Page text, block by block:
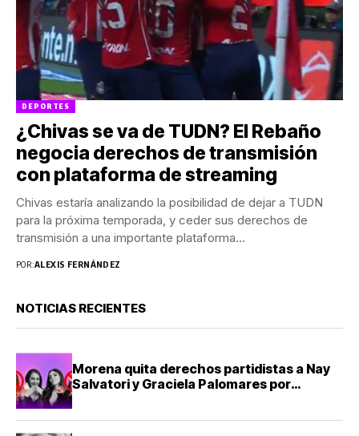
DEPORTES
¿Chivas se va de TUDN? El Rebaño
negocia derechos de transmisión
con plataforma de streaming
Chivas estaría analizando la posibilidad de dejar a TUDN
para la próxima temporada, y ceder sus derechos de
transmisión a una importante plataforma...
POR:ALEXIS FERNÁNDEZ
NOTICIAS RECIENTES
Morena quita derechos partidistas a Nay
Salvatori y Graciela Palomares por